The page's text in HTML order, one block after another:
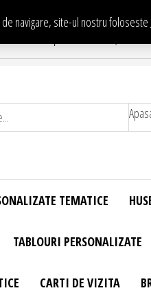
navigare, site-ul nostru foloseste
in Showroom eHuse.ro
TEMATICE
TABLOURI PERSONALIZATE
CARTI DE VIZITA